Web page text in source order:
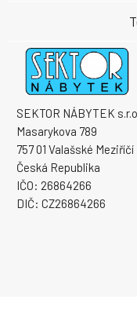
SEKTOR NÁBYTEK
Masarykova 789
757 01 Valašské Meziříčí
Česká Republika
IČO: 26864266
DIČ: CZ26864266